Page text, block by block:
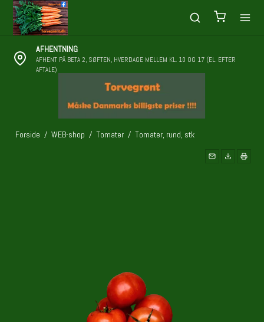
AFHENTNING
AFHENT PÅ BETA 2, SØFTEN, HVERDAGE MELLEM KL. 10 OG 17 (EL. EFTER
AFTALE)
Forside / WEB-shop / Tomater / Tomater, rund, stk